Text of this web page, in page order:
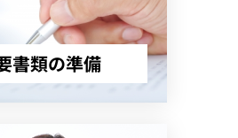
書類の準備